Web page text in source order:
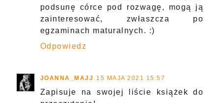
podsunę córce pod rozwagę, mogą ją
zainteresować, zwłaszcza po
egzaminach maturalnych. :)
Odpowiedz
JOANNA_MAJJ 15 MAJA 2021 15:57
Zapisuje na swojej liście książek do